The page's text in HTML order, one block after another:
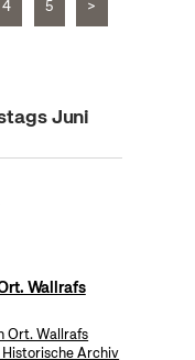
4 5 >
Juni
Wallrafs
Ort. Wallrafs
Archiv